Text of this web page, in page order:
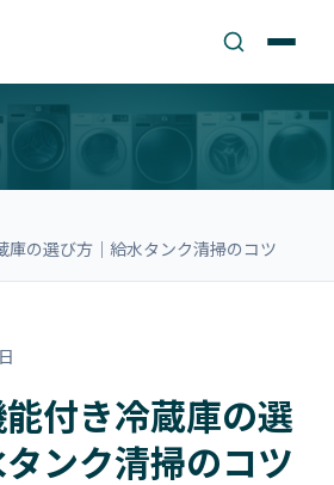
庫の選び方｜給水タンク清掃のコツ
付き冷蔵庫の選
ンク清掃のコツ